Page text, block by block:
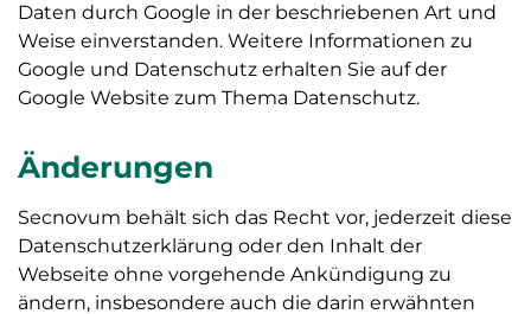
Daten durch Google in der beschriebenen Art und
Weise einverstanden. Weitere Informationen zu
Google und Datenschutz erhalten Sie auf der
Google Website zum Thema Datenschutz.
Änderungen
Secnovum behält sich das Recht vor, jederzeit diese
Datenschutzerklärung oder den Inhalt der
Webseite ohne vorgehende Ankündigung zu
ändern, insbesondere auch die darin erwähnten